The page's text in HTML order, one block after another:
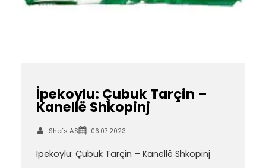
İpekoylu: Çubuk Tarçin –
Kanellë Shkopinj
Shefs AS 06.07.2023
İpekoylu: Çubuk Tarçin – Kanellë Shkopinj